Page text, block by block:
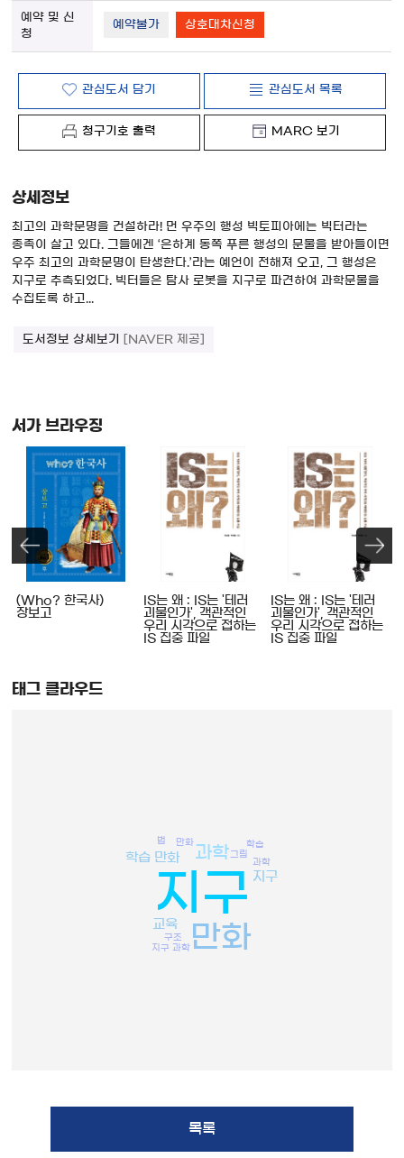
예약불가 상호대차신청
관심도서 담기 관심도서 목록
청구기호 출력 MARC 보기
상세정보
최고의 과학문명을 건설하라! 먼 우주의 행성 빅토피아에는 빅터라는
종족이 살고 있다. 그들에겐 ‘은하계 동쪽 푸른 행성의 문물을 받아들이면
우주 최고의 과학문명이 탄생한다.’라는 예언이 전해져 오고, 그 행성은
지구로 추측되었다. 빅터들은 탐사 로봇을 지구로 파견하여 과학문물을
수집토록 하고...
도서정보 상세보기 [NAVER 제공]
서가 브라우징
(Who? 한국사)
장보고
IS는 왜 : IS는 '테러
괴물인가', 객관적인
우리 시각으로 접하는
IS 집중 파일
IS는 왜 : IS는 '테러
괴물인가', 객관적인
우리 시각으로 접하는
IS 집중 파일
태그 클라우드
지구
만화
과학
학습 만화
교육
지구
만화
지구 과학
구조
그림
과학
법 학습
목록